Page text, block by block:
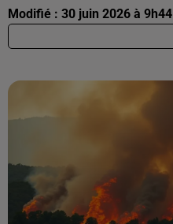
Modifié : 30 juin 2026 à 9h44